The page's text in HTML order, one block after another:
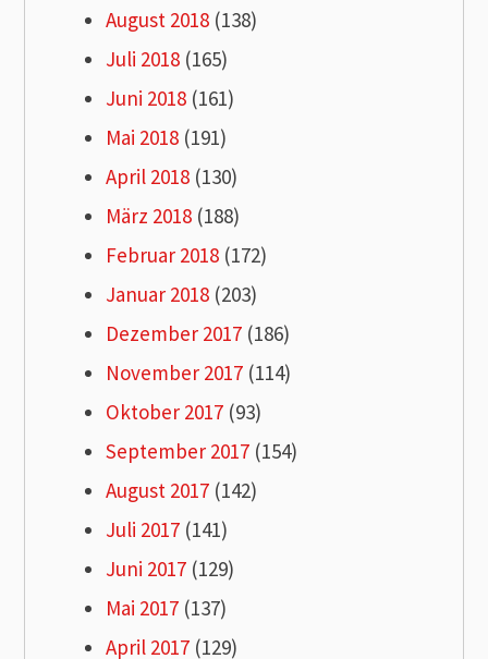
August 2018 (138)
Juli 2018 (165)
Juni 2018 (161)
Mai 2018 (191)
April 2018 (130)
März 2018 (188)
Februar 2018 (172)
Januar 2018 (203)
Dezember 2017 (186)
November 2017 (114)
Oktober 2017 (93)
September 2017 (154)
August 2017 (142)
Juli 2017 (141)
Juni 2017 (129)
Mai 2017 (137)
April 2017 (129)